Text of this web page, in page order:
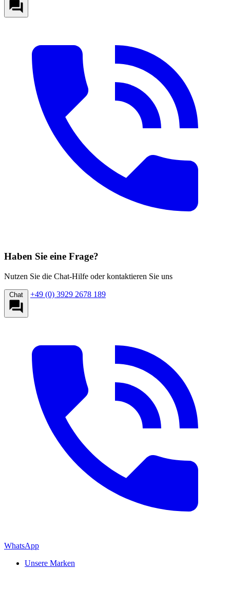
Haben Sie eine Frage?
Nutzen Sie die Chat-Hilfe oder kontaktieren Sie uns
Chat +49 (0) 3929 2678 189
WhatsApp
Unsere Marken